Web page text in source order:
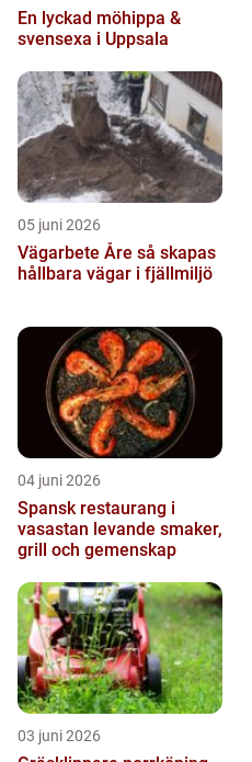
En lyckad möhippa &
svensexa i Uppsala
05 juni 2026
Vägarbete Åre så skapas
hållbara vägar i fjällmiljö
04 juni 2026
Spansk restaurang i
vasastan levande smaker,
grill och gemenskap
03 juni 2026